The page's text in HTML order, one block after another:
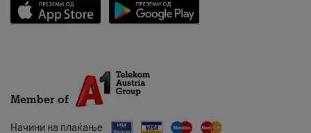
Member of
Начини на плаќање